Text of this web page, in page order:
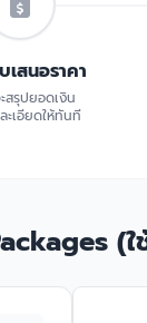
เสนอราคา
สรุปยอดเงิน
ะเอียดให้ทันที
(